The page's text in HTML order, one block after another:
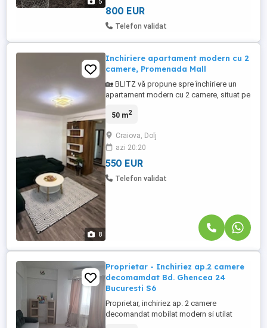
Zona este liniștita, exclusivista, ...
800 EUR
Telefon validat
8
Inchiriere apartament modern cu 2
camere, Promenada Mall
🏡 BLITZ vă propune spre închiriere un
apartament modern cu 2 camere, situat pe
vedere către Promenada Mall și la doar
suprafață utilă de 50 mp, apartamentul
este compartimentat eficient și oferă un
spațiu confortabil, ...
50 m2
Craiova, Dolj
azi 20:20
550 EUR
Telefon validat
Proprietar - Inchiriez ap.2 camere
decomamdat Bd. Ghencea 24
Bucuresti S6
Proprietar, inchiriez ap. 2 camere
decomandat mobilat modern si utilat